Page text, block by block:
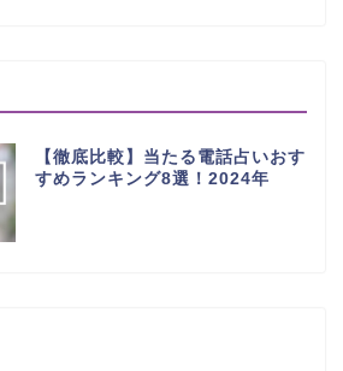
【徹底比較】当たる電話占いおす
すめランキング8選！2024年